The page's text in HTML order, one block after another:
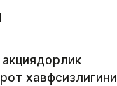
хавфсизлигини